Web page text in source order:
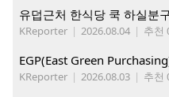
유덥근처 한식당 쿡 하실분
KReporter | 2026.08.04 | 추천
KReporter | 2026.08.03 | 추천